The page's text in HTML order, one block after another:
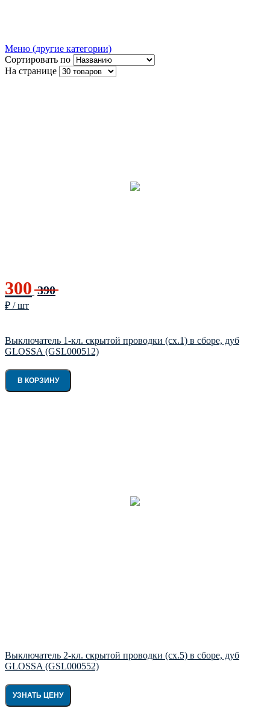
Меню (другие категории)
Сортировать по
На странице
300 390
₽ / шт
Выключатель 1-кл. скрытой проводки (сх.1) в сборе, дуб
GLOSSA (GSL000512)
В КОРЗИНУ
Выключатель 2-кл. скрытой проводки (сх.5) в сборе, дуб
GLOSSA (GSL000552)
УЗНАТЬ ЦЕНУ